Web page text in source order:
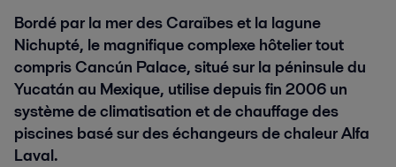
Bordé par la mer des Caraïbes et la lagune
Nichupté, le magnifique complexe hôtelier tout
compris Cancún Palace, situé sur la péninsule du
Yucatán au Mexique, utilise depuis fin 2006 un
système de climatisation et de chauffage des
piscines basé sur des échangeurs de chaleur Alfa
Laval.